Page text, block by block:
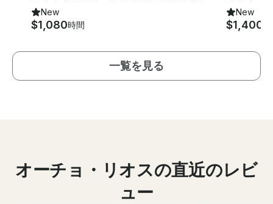
New
$1,080時間
New
$1,400
一覧を見る
オーチョ・リオスの直近のレビ
ュー